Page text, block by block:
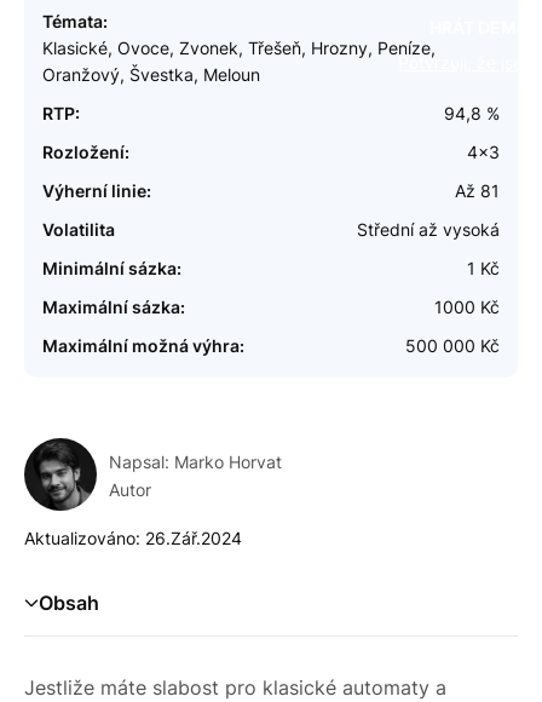
Témata:
Klasické, Ovoce, Zvonek, Třešeň, Hrozny, Peníze,
Oranžový, Švestka, Meloun
RTP:
94,8 %
Rozložení:
4x3
Výherní linie:
Až 81
Volatilita
Střední až vysoká
Minimální sázka:
1 Kč
Maximální sázka:
1000 Kč
Maximální možná výhra:
500 000 Kč
Potvrzuji, že
Napsal: Marko Horvat
Autor
Aktualizováno: 26.Zář.2024
Obsah
Základní charakteristika hry
Jestliže máte slabost pro klasické automaty a